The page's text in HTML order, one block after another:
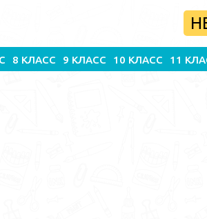
8 КЛАСС 9 КЛАСС 10 КЛАСС 11